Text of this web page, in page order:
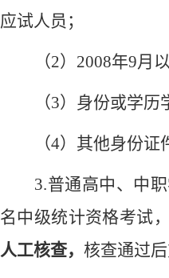
应试人员；
（2） 2008年9月
（3） 身份或学历
（4） 其他身份证
3.普通高中、中
名中级统计资格考试
人工核查， 核查通过